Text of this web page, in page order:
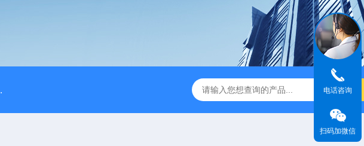
高密度沉淀池中心传动刮泥机 伞型双曲面立式搅拌机 WNG5二沉池刮吸泥机原
电话咨询
扫码加微信